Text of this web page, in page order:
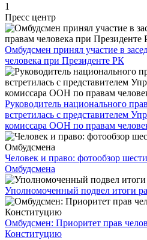
1
Пресс центр
Омбудсмен принял участие в
человека при Президенте РК
Руководитель национального
встретилась с представителем
комиссара ООН по правам
Человек и право: фотообзор
Омбудсмена
Уполномоченный подвел итоги
Омбудсмен: Приоритет прав
Конституцию